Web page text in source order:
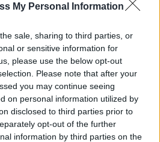
My Personal Information
sale, sharing to third parties, or
or sensitive information for
please use the below opt-out
Please note that after your
you may continue seeing
on personal information utilized by
disclosed to third parties prior to
opt-out of the further
information by third parties on the
Kócsa Laci előző este
rácsán.